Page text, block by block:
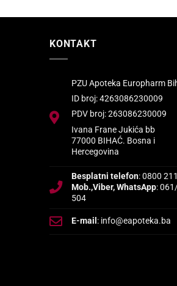
KONTAKT
PZU Apoteka Europharm
ID broj: 4263086230009
PDV broj: 263086230009
Ivana Frane Jukića bb
77000 BIHAĆ. Bosna i
Hercegovina
Besplatni telefon: 0800
Mob.,Viber, WhatsApp:
504
E-mail : info@eapoteka.ba